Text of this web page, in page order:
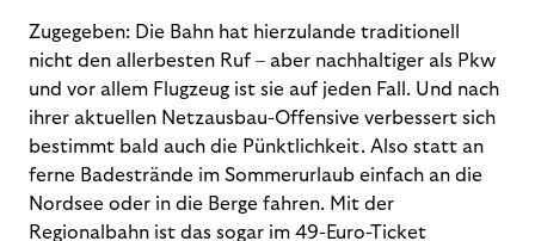
Zugegeben: Die Bahn hat hierzulande traditionell
nicht den allerbesten Ruf – aber nachhaltiger als Pkw
und vor allem Flugzeug ist sie auf jeden Fall. Und nach
ihrer aktuellen Netzausbau-Offensive verbessert sich
bestimmt bald auch die Pünktlichkeit. Also statt an
ferne Badestrände im Sommerurlaub einfach an die
Nordsee oder in die Berge fahren. Mit der
Regionalbahn ist das sogar im 49-Euro-Ticket